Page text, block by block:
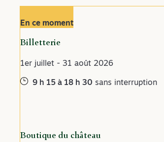
En ce moment
Billetterie
1er juillet - 31 août 2026
9 h 15 à 18 h 30 sans interruption
Boutique du château